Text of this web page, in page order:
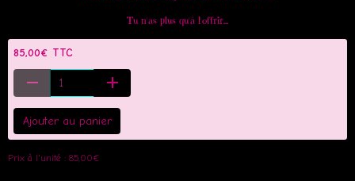
Tu n'as plus qu'à l'offrir...
85,00€ TTC
Ajouter au panier
Prix à l'unité : 85,00€